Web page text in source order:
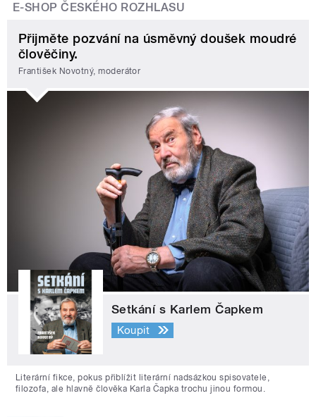
E-SHOP ČESKÉHO ROZHLASU
Přijměte pozvání na úsměvný doušek moudré
člověčiny.
František Novotný, moderátor
Setkání s Karlem Čapkem
Koupit
Literární fikce, pokus přiblížit literární nadsázkou spisovatele,
filozofa, ale hlavně člověka Karla Čapka trochu jinou formou.